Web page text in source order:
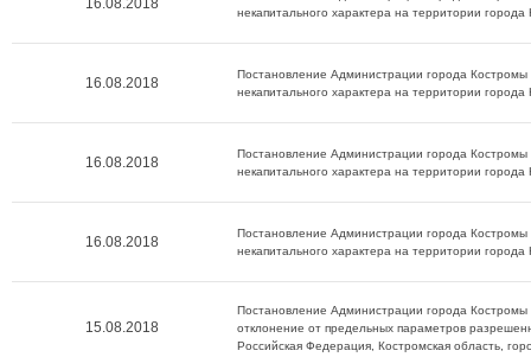
16.08.2018
некапитального характера на территории
16.08.2018
Постановление Администрации города
некапитального характера на территории
16.08.2018
Постановление Администрации города
некапитального характера на территории
16.08.2018
Постановление Администрации города
некапитального характера на территории
15.08.2018
Постановление Администрации города
отклонение от предельных параметров
Российская Федерация, Костромская область,